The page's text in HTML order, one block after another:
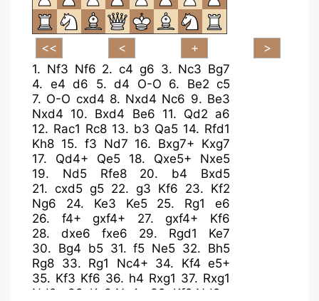
1. Nf3 Nf6 2. c4 g6 3. Nc3 Bg7
4. e4 d6 5. d4 O-O 6. Be2 c5
7. O-O cxd4 8. Nxd4 Nc6 9. Be3
Nxd4 10. Bxd4 Be6 11. Qd2 a6
12. Rac1 Rc8 13. b3 Qa5 14. Rfd1
Kh8 15. f3 Nd7 16. Bxg7+ Kxg7
17. Qd4+ Qe5 18. Qxe5+
Nxe5
19. Nd5 Rfe8 20. b4
Bxd5
21. cxd5 g5 22. g3 Kf6 23. Kf2
Ng6
24. Ke3 Ke5 25. Rg1
e6
26. f4+ gxf4+ 27.gxf4+
Kf6
28. dxe6 fxe6 29. Rgd1
Ke7
30. Bg4 b5 31.f5 Ne5 32. Bh5
Rg8 33. Rg1 Nc4+ 34. Kf4 e5+
35. Kf3 Kf6 36. h4 Rxg1 37. Rxg1
Nd2+
38. Ke3 Nc4+ 39. Kf2 Nd2